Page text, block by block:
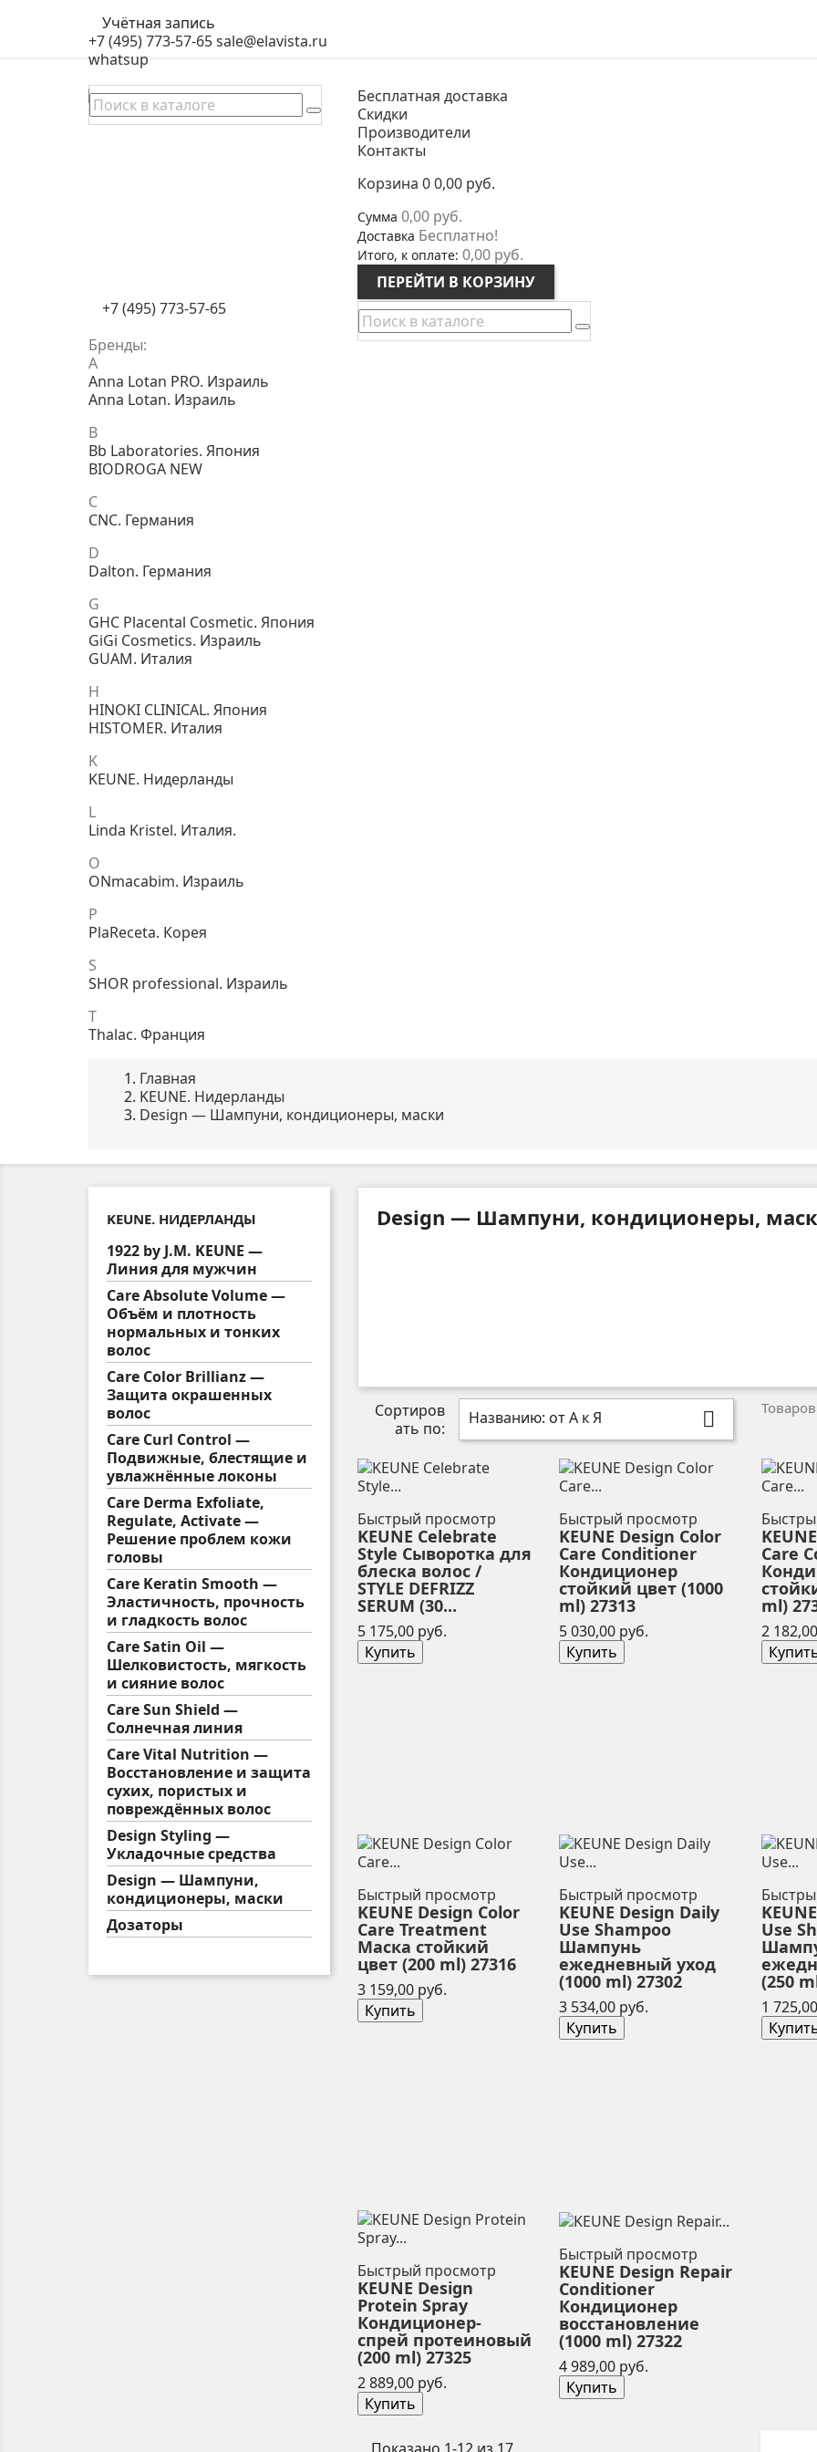
Учётная запись
+7 (495) 773-57-65sale@elavista.ru
whatsup
Бесплатная доставка
Скидки
Производители
Контакты
Корзина 00,00 руб.
Сумма 0,00 руб.
Доставка Бесплатно!
Итого, к оплате: 0,00 руб.
ПЕРЕЙТИ В КОРЗИНУ
+7 (495) 773-57-65
Бренды:
A
Anna Lotan PRO. Израиль
Anna Lotan. Израиль
B
Bb Laboratories. Япония
BIODROGA NEW
C
CNC. Германия
D
Dalton. Германия
G
GHC Placental Cosmetic. Япония
GiGi Cosmetics. Израиль
GUAM. Италия
H
HINOKI CLINICAL. Япония
HISTOMER. Италия
K
KEUNE. Нидерланды
L
Linda Kristel. Италия.
O
ONmacabim. Израиль
P
PlaReceta. Корея
S
SHOR professional. Израиль
T
Thalac. Франция
Главная
KEUNE. Нидерланды
Design — Шампуни, кондиционеры, маски
KEUNE. НИДЕРЛАНДЫ
1922 by J.M. KEUNE —
Линия для мужчин
Care Absolute Volume —
Объём и плотность
нормальных и тонких
волос
Care Color Brillianz —
Защита окрашенных
волос
Care Curl Control —
Подвижные, блестящие и
увлажнённые локоны
Care Derma Exfoliate,
Regulate, Activate —
Решение проблем кожи
головы
Care Keratin Smooth —
Эластичность, прочность
и гладкость волос
Care Satin Oil —
Шелковистость, мягкость
и сияние волос
Care Sun Shield —
Солнечная линия
Care Vital Nutrition —
Восстановление и защита
сухих, пористых и
повреждённых волос
Design Styling —
Укладочные средства
Design — Шампуни,
кондиционеры, маски
Дозаторы
Design — Шампуни, кондиционеры,
Сортиров
ать по:
Названию: от А к Я 
Быстрый просмотр
KEUNE Celebrate
Style Сыворотка для
блеска волос /
STYLE DEFRIZZ
SERUM (30...
5 175,00 руб.
Купить
Быстрый просмотр
KEUNE Design Color
Care Conditioner
Кондиционер
стойкий цвет (1000
ml) 27313
5 030,00 руб.
Купить
Care
ml)
2
Быстрый просмотр
KEUNE Design Color
Care Treatment
Маска стойкий
цвет (200 ml) 27316
3 159,00 руб.
Купить
Быстрый просмотр
KEUNE Design Daily
Use Shampoo
Шампунь
ежедневный уход
(1000 ml) 27302
3 534,00 руб.
Купить
Use
(250
1
Быстрый просмотр
KEUNE Design
Protein Spray
Кондиционер-
спрей протеиновый
(200 ml) 27325
2 889,00 руб.
Купить
Быстрый просмотр
KEUNE Design Repair
Conditioner
Кондиционер
восстановление
(1000 ml) 27322
4 989,00 руб.
Купить